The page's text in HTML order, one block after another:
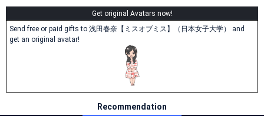
Get original Avatars now!
Send free or paid gifts to 浅田春奈【ミスオブミス】（日本女子大学） and
get an original avatar!
Recommendation